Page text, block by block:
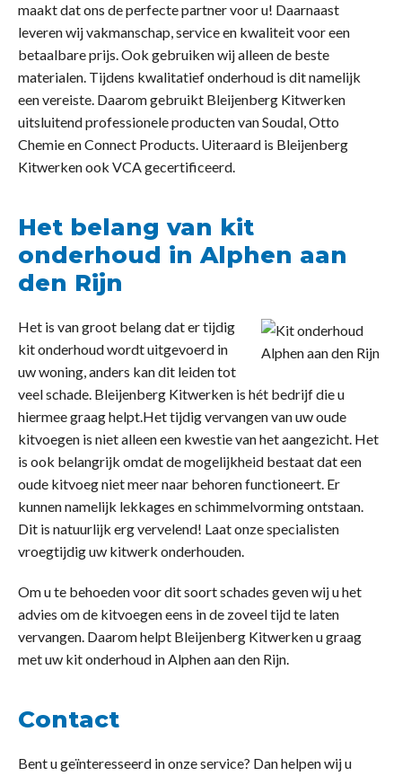
maakt dat ons de perfecte partner voor u! Daarnaast
leveren wij vakmanschap, service en kwaliteit voor een
betaalbare prijs. Ook gebruiken wij alleen de beste
materialen. Tijdens kwalitatief onderhoud is dit namelijk
een vereiste. Daarom gebruikt Bleijenberg Kitwerken
uitsluitend professionele producten van Soudal, Otto
Chemie en Connect Products. Uiteraard is Bleijenberg
Kitwerken ook VCA gecertificeerd.
Het belang van kit
onderhoud in Alphen aan
den Rijn
Het is van groot belang dat er tijdig
kit onderhoud wordt uitgevoerd in
uw woning, anders kan dit leiden tot
veel schade. Bleijenberg Kitwerken is hét bedrijf die u
hiermee graag helpt.Het tijdig vervangen van uw oude
kitvoegen is niet alleen een kwestie van het aangezicht. Het
is ook belangrijk omdat de mogelijkheid bestaat dat een
oude kitvoeg niet meer naar behoren functioneert. Er
kunnen namelijk lekkages en schimmelvorming ontstaan.
Dit is natuurlijk erg vervelend! Laat onze specialisten
vroegtijdig uw kitwerk onderhouden.
Om u te behoeden voor dit soort schades geven wij u het
advies om de kitvoegen eens in de zoveel tijd te laten
vervangen. Daarom helpt Bleijenberg Kitwerken u graag
met uw kit onderhoud in Alphen aan den Rijn.
Contact
Bent u geïnteresseerd in onze service? Dan helpen wij u